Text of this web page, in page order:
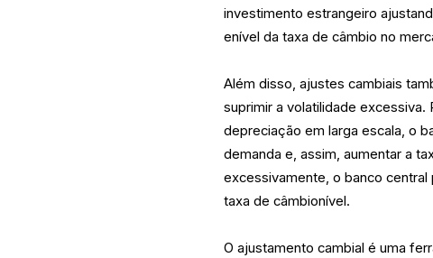
investimento estrangeiro
enível da taxa de câmbio no
Além disso, ajustes cambiais
suprimir a volatilidade
depreciação em larga escala, o
demanda e, assim, aumentar a
excessivamente, o banco
taxa de câmbionível.
O ajustamento cambial é uma